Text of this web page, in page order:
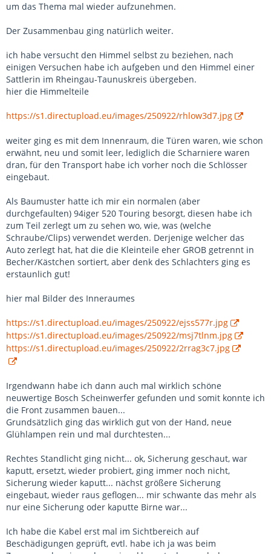
um das Thema mal wieder aufzunehmen.
Der Zusammenbau ging natürlich weiter.
ich habe versucht den Himmel selbst zu beziehen, nach
einigen Versuchen habe ich aufgeben und den Himmel einer
Sattlerin im Rheingau-Taunuskreis übergeben.
hier die Himmelteile
https://s1.directupload.eu/images/250922/rhlow3d7.jpg
weiter ging es mit dem Innenraum, die Türen waren, wie schon
erwähnt, neu und somit leer, lediglich die Scharniere waren
dran, für den Transport habe ich vorher noch die Schlösser
eingebaut.
Als Baumuster hatte ich mir ein normalen (aber
durchgefaulten) 94iger 520 Touring besorgt, diesen habe ich
zum Teil zerlegt um zu sehen wo, wie, was (welche
Schraube/Clips) verwendet werden. Derjenige welcher das
Auto zerlegt hat, hat die die Kleinteile eher GROB getrennt in
Becher/Kästchen sortiert, aber denk des Schlachters ging es
erstaunlich gut!
hier mal Bilder des Inneraumes
https://s1.directupload.eu/images/250922/ejss577r.jpg
https://s1.directupload.eu/images/250922/msj7tlnm.jpg
https://s1.directupload.eu/images/250922/2rrag3c7.jpg
Irgendwann habe ich dann auch mal wirklich schöne
neuwertige Bosch Scheinwerfer gefunden und somit konnte ich
die Front zusammen bauen...
Grundsätzlich ging das wirklich gut von der Hand, neue
Glühlampen rein und mal durchtesten...
Rechtes Standlicht ging nicht... ok, Sicherung geschaut, war
kaputt, ersetzt, wieder probiert, ging immer noch nicht,
Sicherung wieder kaputt... nächst größere Sicherung
eingebaut, wieder raus geflogen... mir schwante das mehr als
nur eine Sicherung oder kaputte Birne war...
Ich habe die Kabel erst mal im Sichtbereich auf
Beschädigungen geprüft, evtl. habe ich ja was beim